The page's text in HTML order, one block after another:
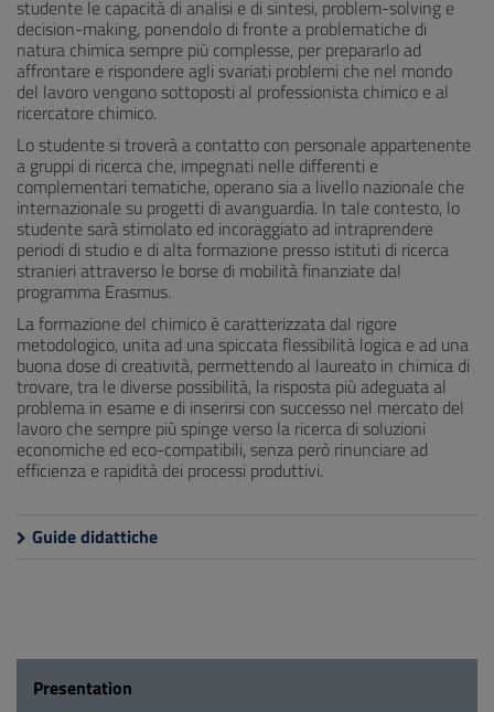
studente le capacità di analisi e di sintesi, problem-solving e
decision-making, ponendolo di fronte a problematiche di
natura chimica sempre più complesse, per prepararlo ad
affrontare e rispondere agli svariati problemi che nel mondo
del lavoro vengono sottoposti al professionista chimico e al
ricercatore chimico.
Lo studente si troverà a contatto con personale appartenente
a gruppi di ricerca che, impegnati nelle differenti e
complementari tematiche, operano sia a livello nazionale che
internazionale su progetti di avanguardia. In tale contesto, lo
studente sarà stimolato ed incoraggiato ad intraprendere
periodi di studio e di alta formazione presso istituti di ricerca
stranieri attraverso le borse di mobilità finanziate dal
programma Erasmus.
La formazione del chimico è caratterizzata dal rigore
metodologico, unita ad una spiccata flessibilità logica e ad una
buona dose di creatività, permettendo al laureato in chimica di
trovare, tra le diverse possibilità, la risposta più adeguata al
problema in esame e di inserirsi con successo nel mercato del
lavoro che sempre più spinge verso la ricerca di soluzioni
economiche ed eco-compatibili, senza però rinunciare ad
efficienza e rapidità dei processi produttivi.
Guide didattiche
Presentation